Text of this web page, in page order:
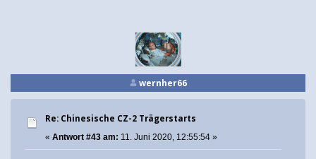
wernher66
Re: Chinesische CZ-2 Trägerstarts
« Antwort #43 am: 11. Juni 2020, 12:55:54 »